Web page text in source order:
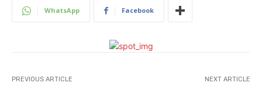
WhatsApp Facebook
PREVIOUS ARTICLE NEXT ARTICLE